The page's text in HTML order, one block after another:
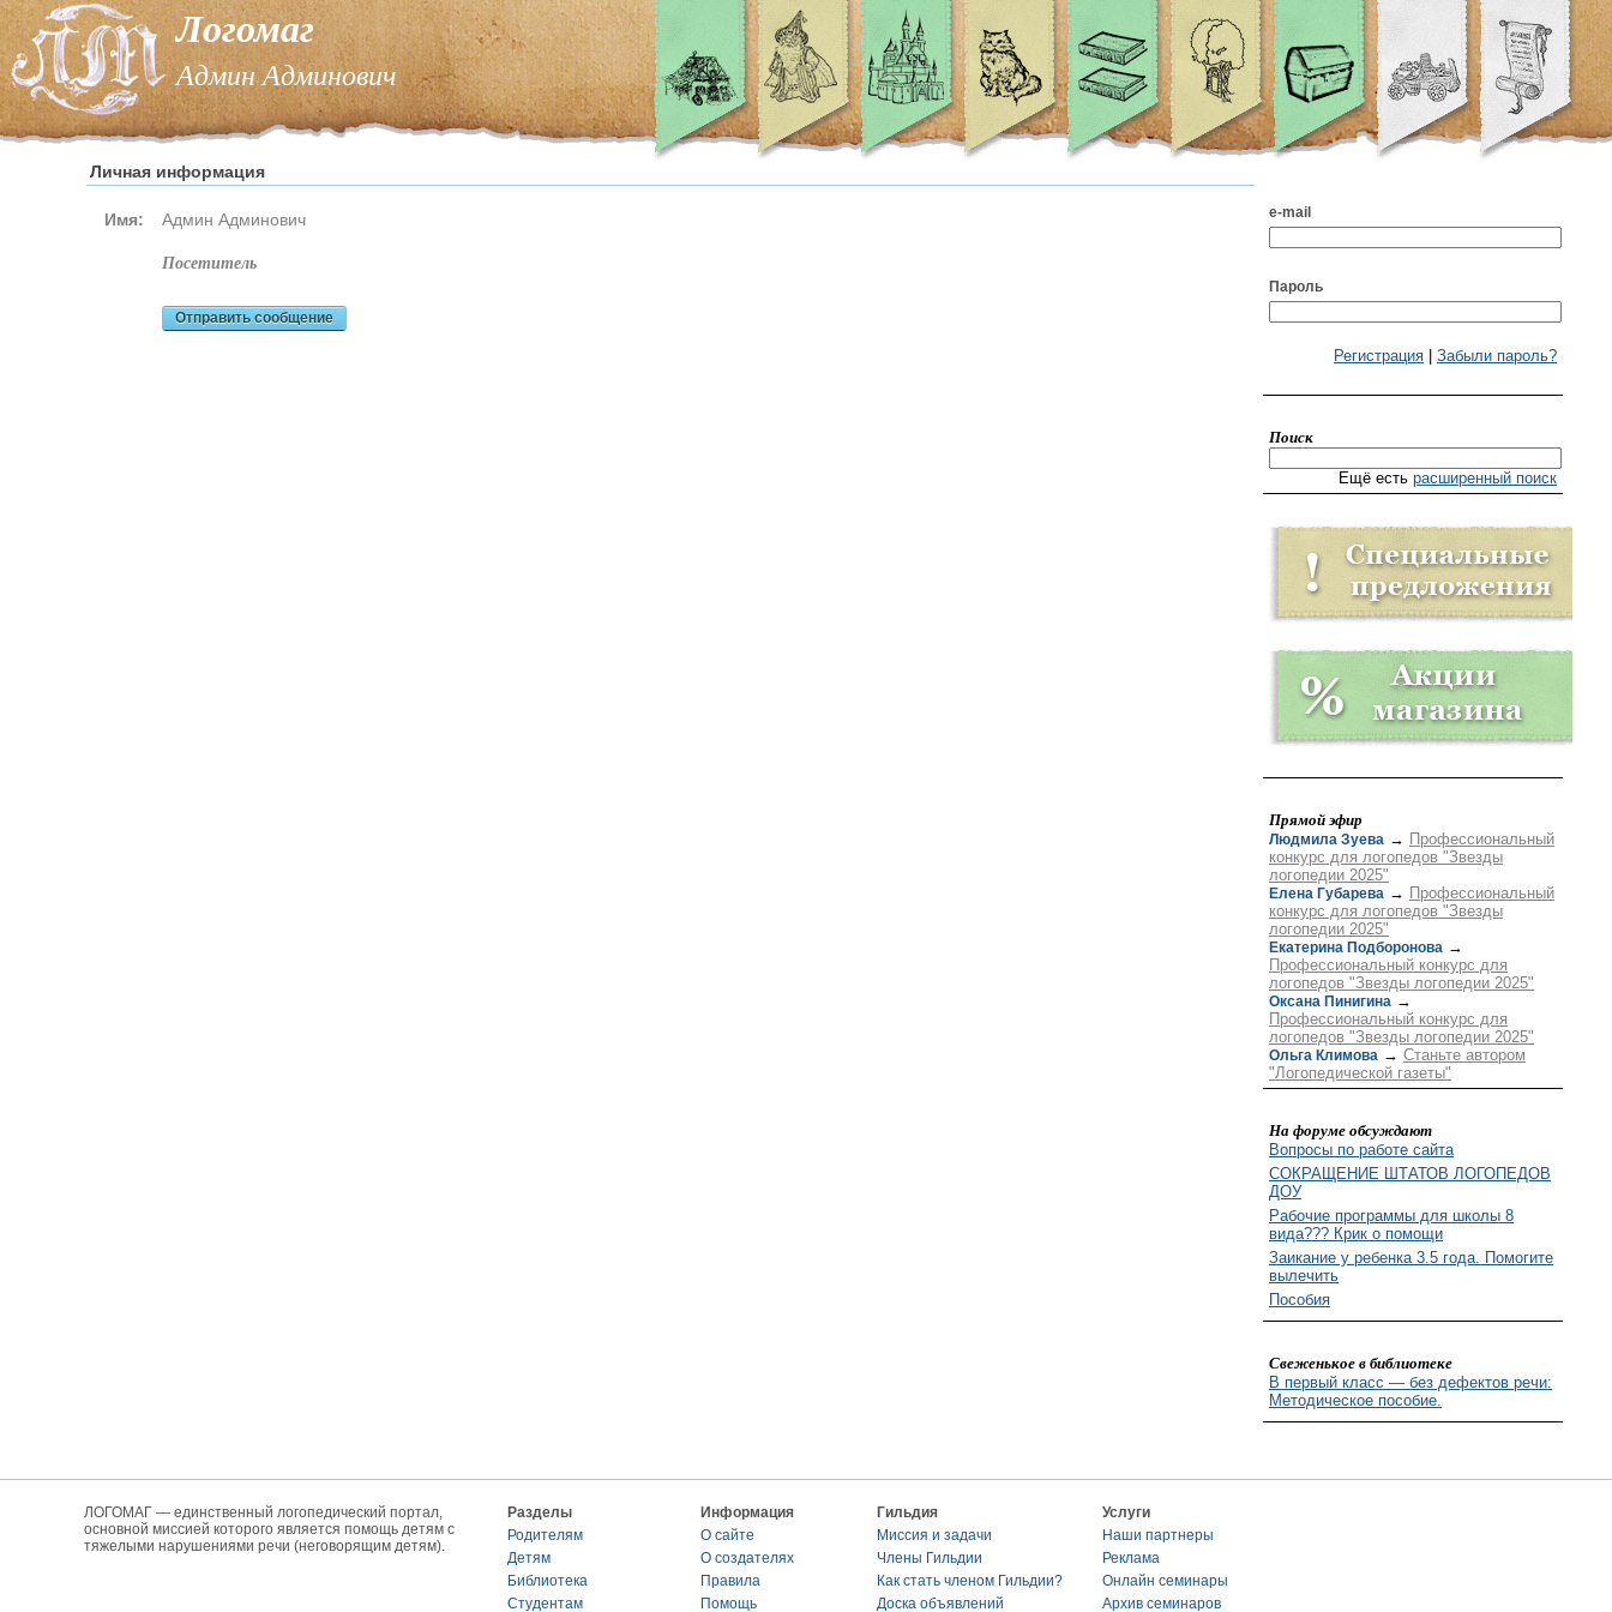
Логомаг
Админ Админович
Личная информация
Имя: Админ Админович
посетитель
Отправить сообщение
e-mail
Пароль
Регистрация Забыли пароль?
Поиск
Ещё есть расширенный поиск
Прямой эфир
Людмила Зуева → Профессиональный
конкурс для логопедов "Звезды
логопедии 2025"
Елена Губарева → Профессиональный
конкурс для логопедов "Звезды
логопедии 2025"
Екатерина Подборонова →
Профессиональный конкурс для
логопедов "Звезды логопедии 2025"
Оксана Пинигина →
Профессиональный конкурс для
логопедов "Звезды логопедии 2025"
Ольга Климова → Станьте автором
"Логопедической газеты"
На форуме обсуждают
Вопросы по работе сайта
СОКРАЩЕНИЕ ШТАТОВ ЛОГОПЕДОВ
ДОУ
Рабочие программы для школы 8
вида??? Крик о помощи
Заикание у ребенка 3.5 года. Помогите
вылечить
Пособия
Свеженькое в библиотеке
В первый класс — без дефектов речи:
Методическое пособие.
ЛОГОМАГ — единственный логопедический портал,
основной миссией которого является помощь детям с
тяжелыми нарушениями речи (неговорящим детям).
Разделы
Родителям
Детям
Библиотека
Студентам
Информация
О сайте
О создателях
Правила
Помощь
Гильдия
Миссия и задачи
Члены Гильдии
Как стать членом Гильдии?
Доска объявлений
Услуги
Наши партнеры
Реклама
Онлайн семинары
Архив семинаров